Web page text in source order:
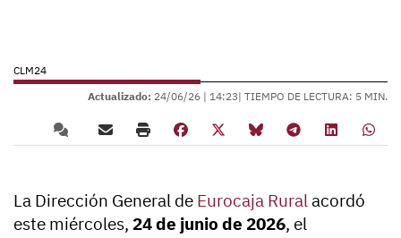
CLM24
Actualizado: 24/06/26 | 14:23| TIEMPO DE LECTURA: 5 MIN.
La Dirección General de Eurocaja Ruralacordó
este miércoles, 24 de junio de 2026, el